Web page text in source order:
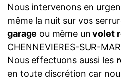
Nous intervenons en
même la nuit sur vos
garage ou même un volet
CHENNEVIERES-SUR-
Nous effectuons aussi les
en toute discrétion car